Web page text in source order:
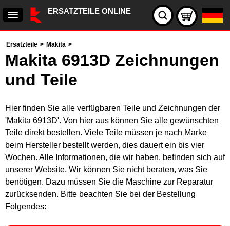
ERSATZTEILE ONLINE
Ersatzteile > Makita >
Makita 6913D Zeichnungen
und Teile
Hier finden Sie alle verfügbaren Teile und Zeichnungen der
'Makita 6913D'. Von hier aus können Sie alle gewünschten
Teile direkt bestellen. Viele Teile müssen je nach Marke
beim Hersteller bestellt werden, dies dauert ein bis vier
Wochen. Alle Informationen, die wir haben, befinden sich auf
unserer Website. Wir können Sie nicht beraten, was Sie
benötigen. Dazu müssen Sie die Maschine zur Reparatur
zurücksenden. Bitte beachten Sie bei der Bestellung
Folgendes: